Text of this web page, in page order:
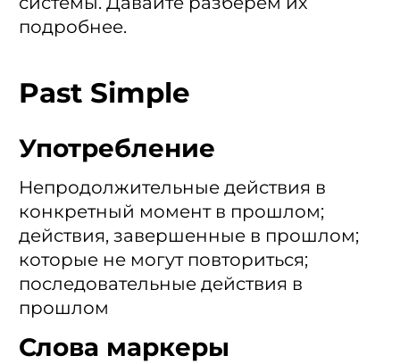
подробнее.
Past Simple
Употребление
Непродолжительные действия в
конкретный момент в прошлом;
действия, завершенные в прошлом;
которые не могут повториться;
последовательные действия в
прошлом
Слова маркеры